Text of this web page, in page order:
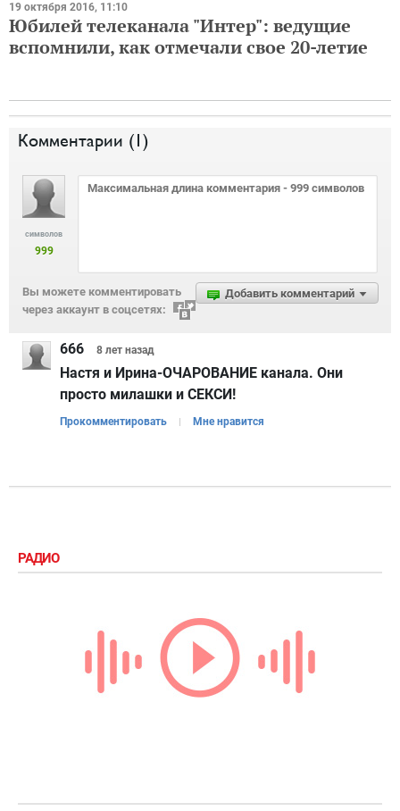
19 октября 2016, 11:10
Юбилей телеканала "Интер": ведущие
вспомнили, как отмечали свое 20-летие
Комментарии (1)
символов
999
Добавить комментарий
Вы можете комментировать
через аккаунт в соцсетях:
666 8 лет назад
Настя и Ирина-ОЧАРОВАНИЕ канала. Они
просто милашки и СЕКСИ!
Прокомментировать Мне нравится
РАДИО